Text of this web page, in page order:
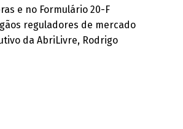
e no Formulário 20-F
reguladores de mercado
da AbriLivre, Rodrigo